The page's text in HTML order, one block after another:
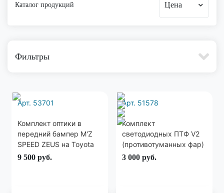
Каталог продукций Цена
Фильтры
Арт. 53701
Комплект оптики в
передний бампер M'Z
SPEED ZEUS на Toyota
Land Cruiser 200
9 500 руб.
Арт. 51578
Комплект
светодиодных ПТФ V2
(противотуманных фар)
с 3мя линзами 85мм /
3 000 руб.